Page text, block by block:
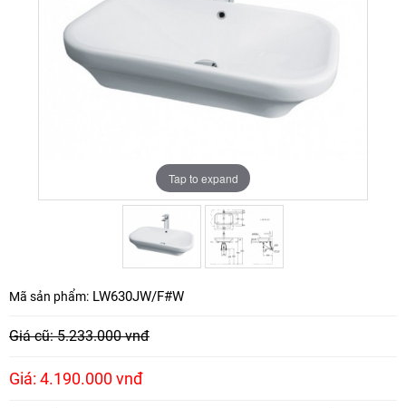
Tap to expand
Tap to expand
Mã sản phẩm: LW630JW/F#W
Giá cũ: 5.233.000 vnđ
Giá: 4.190.000 vnđ